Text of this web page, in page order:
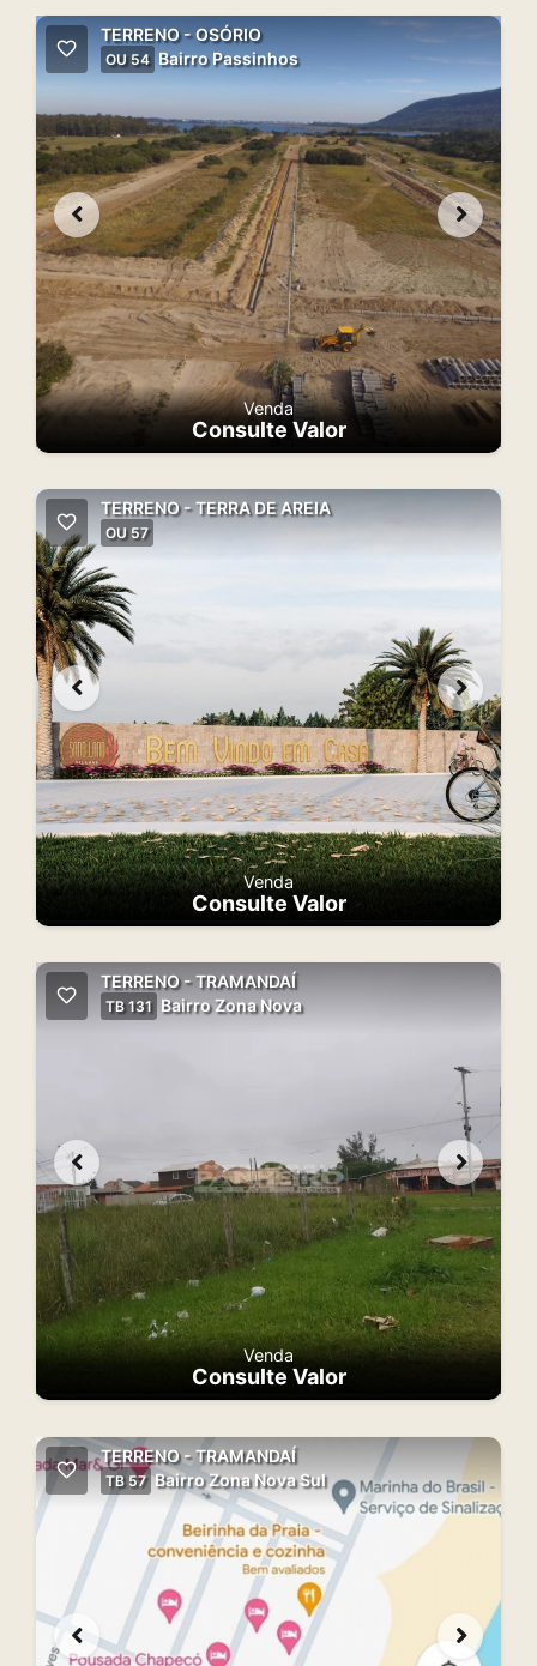
TERRENO - OSÓRIO
OU 54 Bairro Passinhos
Venda
Consulte Valor
TERRENO - TERRA DE AREIA
OU 57
Venda
Consulte Valor
TERRENO - TRAMANDAÍ
TB 131 Bairro Zona Nova
Venda
Consulte Valor
TERRENO - TRAMANDAÍ
TB 57 Bairro Zona Nova Sul